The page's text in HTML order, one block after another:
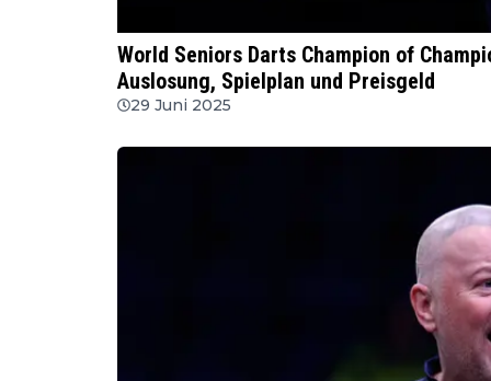
World Seniors Darts Champion of
Auslosung, Spielplan und Preisgeld
29 Juni 2025